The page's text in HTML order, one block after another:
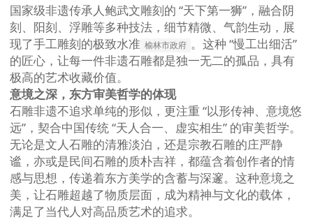
国家级非遗传承人鲍武文雕刻的 “天下第一狮”，融合阴
刻、阳刻、浮雕等多种技法，细节精微、气韵生动，展
现了手工雕刻的极致水准 榆林市政府 。这种 “慢工出细活”
的匠心，让每一件非遗石雕都是独一无二的孤品，具有
极高的艺术收藏价值。
意境之深，东方审美哲学的体现
石雕非遗不追求单纯的形似，更注重 “以形传神、意境悠
远”，契合中国传统 “天人合一、虚实相生” 的审美哲学。
无论是文人石雕的清雅淡泊，还是宗教石雕的庄严静
谧，亦或是民间石雕的质朴吉祥，都蕴含着创作者的情
感与思想，传递着东方美学的含蓄与深邃。这种意境之
美，让石雕超越了物质层面，成为精神与文化的载体，
满足了当代人对高品质艺术的追求。